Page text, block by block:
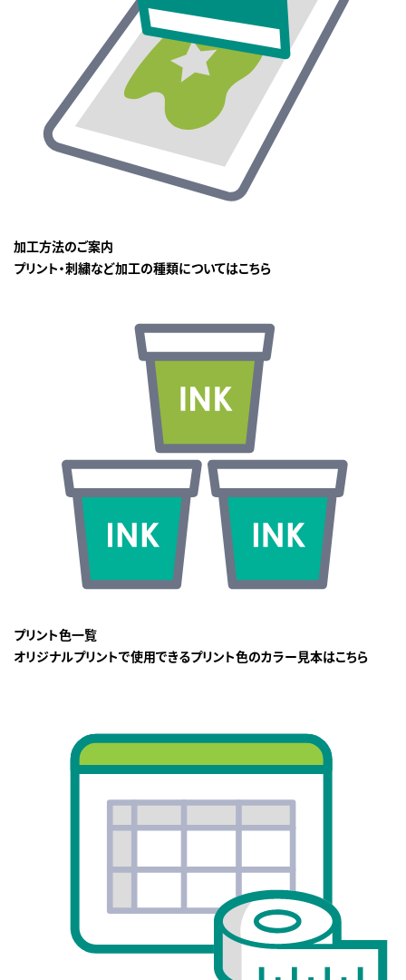
加工方法のご案内
プリント・刺繍など加工の種類についてはこちら
プリント色一覧
オリジナルプリントで使用できるプリント色のカラー見本はこちら